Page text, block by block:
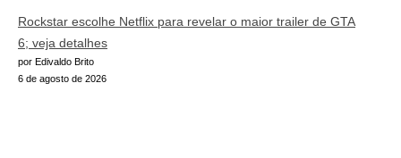
Rockstar escolhe Netflix para revelar o maior trailer de GTA
6; veja detalhes
por Edivaldo Brito
6 de agosto de 2026